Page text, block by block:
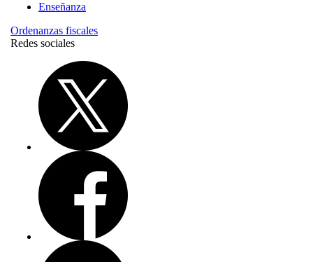
Enseñanza
Ordenanzas fiscales
Redes sociales